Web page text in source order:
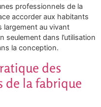
professionnels de la
accorder aux habitants
largement au vivant
seulement dans l’utilisation
la conception.
des
de la fabrique